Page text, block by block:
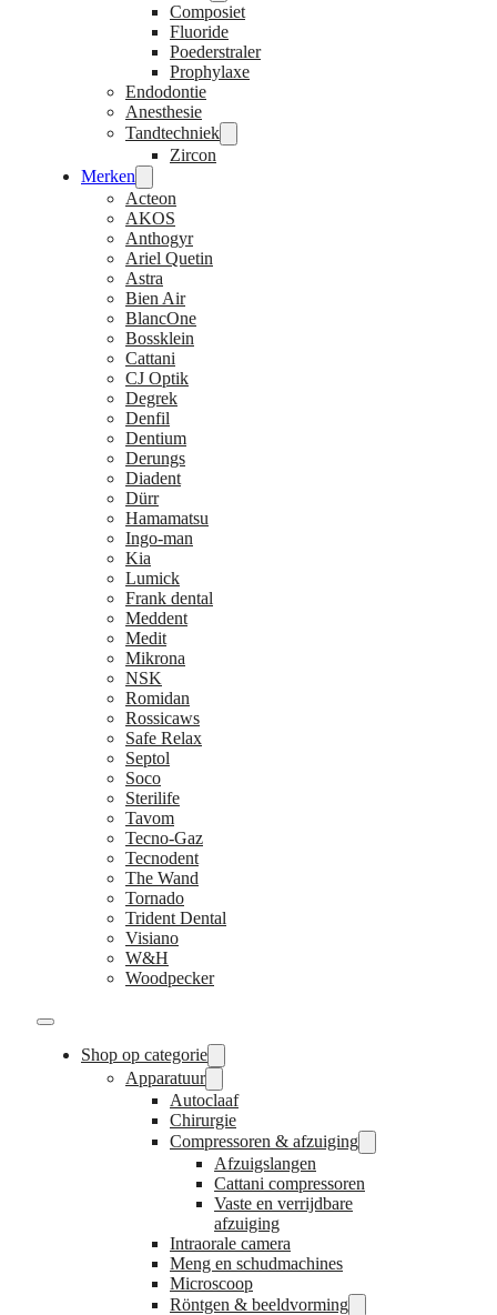
Composiet
Fluoride
Poederstraler
Prophylaxe
Endodontie
Anesthesie
Tandtechniek
Zircon
Merken
Acteon
AKOS
Anthogyr
Ariel Quetin
Astra
Bien Air
BlancOne
Bossklein
Cattani
CJ Optik
Degrek
Denfil
Dentium
Derungs
Diadent
Dürr
Hamamatsu
Ingo-man
Kia
Lumick
Frank dental
Meddent
Medit
Mikrona
NSK
Romidan
Rossicaws
Safe Relax
Septol
Soco
Sterilife
Tavom
Tecno-Gaz
Tecnodent
The Wand
Tornado
Trident Dental
Visiano
W&H
Woodpecker
Shop op categorie
Apparatuur
Autoclaaf
Chirurgie
Compressoren & afzuiging
Afzuigslangen
Cattani compressoren
Vaste en verrijdbare
afzuiging
Intraorale camera
Meng en schudmachines
Microscoop
Röntgen & beeldvorming